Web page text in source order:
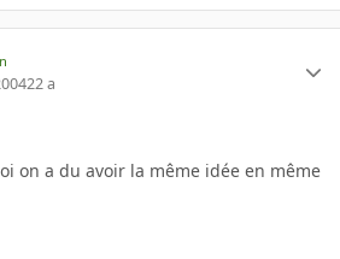
22 a
on a du avoir la même idée en même